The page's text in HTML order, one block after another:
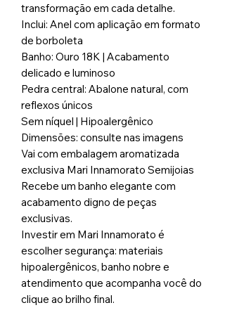
transformação em cada detalhe.
Inclui: Anel com aplicação em formato
de borboleta
Banho: Ouro 18K | Acabamento
delicado e luminoso
Pedra central: Abalone natural, com
reflexos únicos
Sem níquel | Hipoalergênico
Dimensões: consulte nas imagens
Vai com embalagem aromatizada
exclusiva Mari Innamorato Semijoias
Recebe um banho elegante com
acabamento digno de peças
exclusivas.
Investir em Mari Innamorato é
escolher segurança: materiais
hipoalergênicos, banho nobre e
atendimento que acompanha você do
clique ao brilho final.